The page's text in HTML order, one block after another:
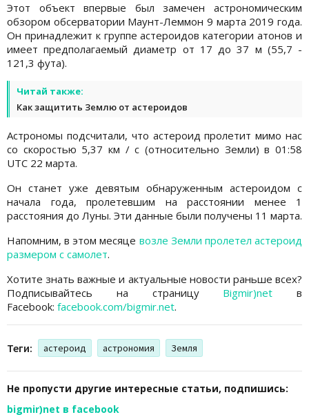
Этот объект впервые был замечен астрономическим
обзором обсерватории Маунт-Леммон 9 марта 2019 года.
Он принадлежит к группе астероидов категории атонов и
имеет предполагаемый диаметр от 17 до 37 м (55,7 -
121,3 фута).
Читай также:
Как защитить Землю от астероидов
Астрономы подсчитали, что астероид пролетит мимо нас
со скоростью 5,37 км / с (относительно Земли) в 01:58
UTC 22 марта.
Он станет уже девятым обнаруженным астероидом с
начала года, пролетевшим на расстоянии менее 1
расстояния до Луны. Эти данные были получены 11 марта.
Напомним, в этом месяце возле Земли пролетел астероид
размером с самолет.
Хотите знать важные и актуальные новости раньше всех?
Подписывайтесь на страницу Bigmir)net в
Facebook: facebook.com/bigmir.net.
Теги: астероид астрономия Земля
Не пропусти другие интересные статьи, подпишись:
bigmir)net в facebook